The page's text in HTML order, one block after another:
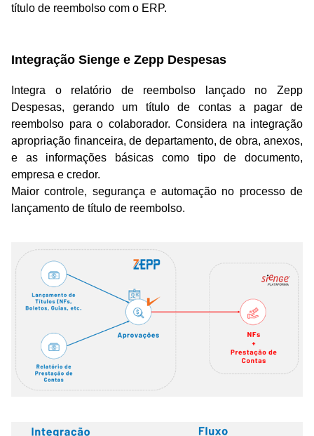
título de reembolso com o ERP.
Integração Sienge e Zepp Despesas
Integra o relatório de reembolso lançado no Zepp
Despesas, gerando um título de contas a pagar de
reembolso para o colaborador. Considera na integração
apropriação financeira, de departamento, de obra, anexos,
e as informações básicas como tipo de documento,
empresa e credor.
Maior controle, segurança e automação no processo de
lançamento de título de reembolso.